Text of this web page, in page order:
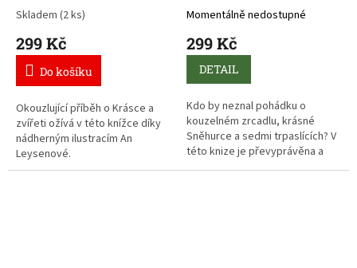
Skladem (2 ks)
299 Kč
Do košíku
Okouzlující příběh o Krásce a
zvířeti ožívá v této knížce díky
nádherným ilustracím An
Leysenové.
Momentálně nedostupné
299 Kč
DETAIL
Kdo by neznal pohádku o
kouzelném zrcadlu, krásné
Sněhurce a sedmi trpaslících? V
této knize je převyprávěna a
doplněna úchvatnými